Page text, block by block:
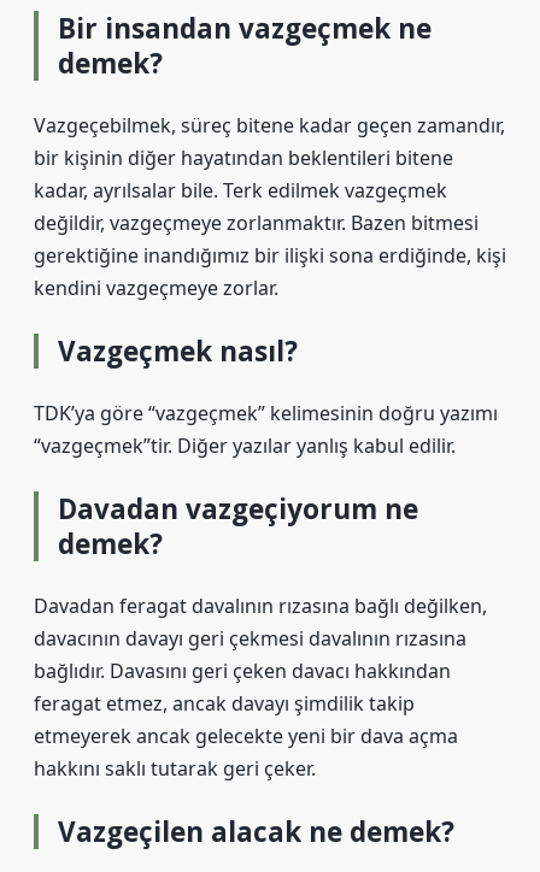
Bir insandan vazgeçmek ne
demek?
Vazgeçebilmek, süreç bitene kadar geçen zamandır,
bir kişinin diğer hayatından beklentileri bitene
kadar, ayrılsalar bile. Terk edilmek vazgeçmek
değildir, vazgeçmeye zorlanmaktır. Bazen bitmesi
gerektiğine inandığımız bir ilişki sona erdiğinde, kişi
kendini vazgeçmeye zorlar.
Vazgeçmek nasıl?
TDK’ya göre “vazgeçmek” kelimesinin doğru yazımı
“vazgeçmek”tir. Diğer yazılar yanlış kabul edilir.
Davadan vazgeçiyorum ne
demek?
Davadan feragat davalının rızasına bağlı değilken,
davacının davayı geri çekmesi davalının rızasına
bağlıdır. Davasını geri çeken davacı hakkından
feragat etmez, ancak davayı şimdilik takip
etmeyerek ancak gelecekte yeni bir dava açma
hakkını saklı tutarak geri çeker.
Vazgeçilen alacak ne demek?